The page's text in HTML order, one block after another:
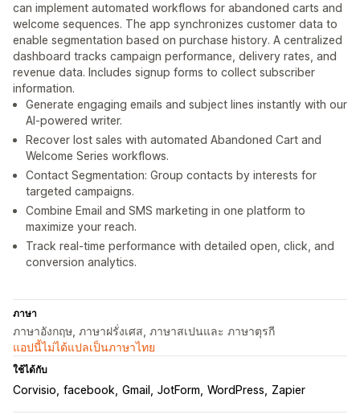
can implement automated workflows for abandoned carts and
welcome sequences. The app synchronizes customer data to
enable segmentation based on purchase history. A centralized
dashboard tracks campaign performance, delivery rates, and
revenue data. Includes signup forms to collect subscriber
information.
Generate engaging emails and subject lines instantly with our
AI-powered writer.
Recover lost sales with automated Abandoned Cart and
Welcome Series workflows.
Contact Segmentation: Group contacts by interests for
targeted campaigns.
Combine Email and SMS marketing in one platform to
maximize your reach.
Track real-time performance with detailed open, click, and
conversion analytics.
ภาษา
ภาษาอังกฤษ, ภาษาฝรั่งเศส, ภาษาสเปนและ ภาษาตุรกี
แอปนี้ไม่ได้แปลเป็นภาษาไทย
ใช้ได้กับ
Corvisio facebook Gmail JotForm WordPress Zapier